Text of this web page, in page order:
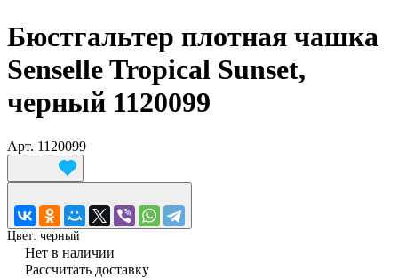
Бюстгальтер плотная чашка
Senselle Tropical Sunset,
черный 1120099
Арт. 1120099
Цвет: черный
Нет в наличии
Рассчитать доставку